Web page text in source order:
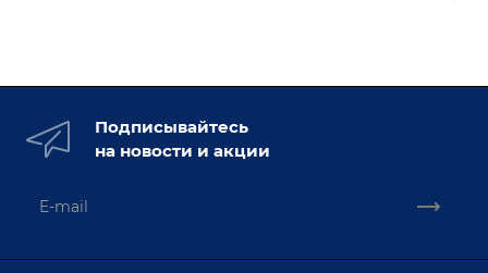
Подписывайтесь
на новости и акции